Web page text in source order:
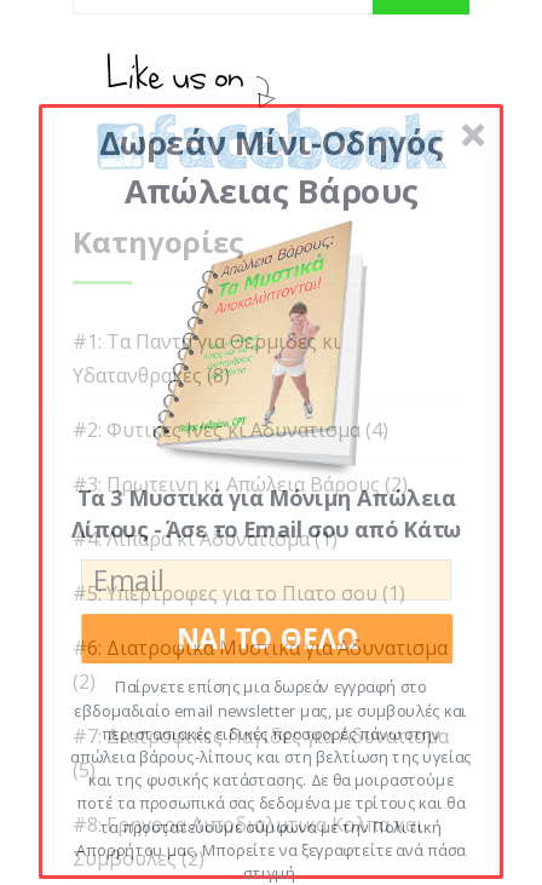
Κατηγορίες
#1: Τα Παντα για Θερμιδες κι
Υδατανθρακες (8)
#2: Φυτικες Ινες κι Αδυνατισμα(4)
#3: Πρωτεινη κι Απώλεια Βάρους (2)
#4: Λιπαρα κι Αδυνατισμα(1)
#5: Υπερτροφες για το Πιατο σου (1)
#6: Διατροφικα Μυστικα για Αδυνατισμα
(2)
#7: Διατροφικες Παγιδες για Αδυνατισμα
(5)
#8: Γρηγορα Λιποδιαλυτικα Κολπα και
Συμβουλες(2)
Δωρεάν Μίνι-Οδηγός
Απώλειας Βάρους
Τα 3 Μυστικά για Μόνιμη Απώλεια
Λίπους - Άσε το Email σου από Κάτω
ΝΑΙ ΤΟ ΘΕΛΩ
Παίρνετε επίσης μια δωρεάν εγγραφή στο
εβδομαδιαίο email newsletter μας, με συμβουλές και
περιστασιακές ειδικές προσφορές πάνω στην
απώλεια βάρους-λίπους και στη βελτίωση της υγείας
και της φυσικής κατάστασης. Δε θα μοιραστούμε
ποτέ τα προσωπικά σας δεδομένα με τρίτους και θα
τα προστατεύουμε σύμφωνα με την Πολιτική
Απορρήτου μας. Μπορείτε να ξεγραφτείτε ανά πάσα
στιγμή.